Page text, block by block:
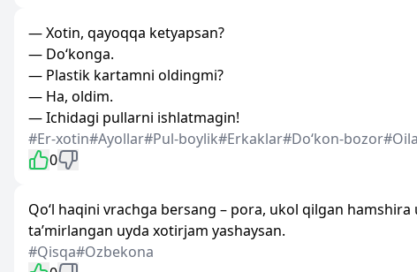
— Xotin, qayoqqa ketyapsan?
— Do‘konga.
— Plastik kartamni oldingmi?
— Ha, oldim.
— Ichidagi pullarni ishlatmagin!
#Er-xotin#Ayollar#Pul-boylik#Erkaklar#Doʻkon-bozor#Oila
0
Qo‘l haqini vrachga bersang – pora, ukol qilgan
ta’mirlangan uyda xotirjam yashaysan.
#Qisqa#Ozbekona